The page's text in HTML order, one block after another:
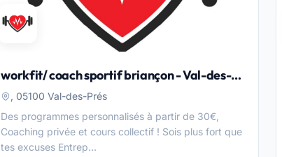
workfit/ coach sportif briançon - Val-des-
Prés, 05100 Val-des-Prés
Des programmes personnalisés à partir de 30€,
Coaching privée et cours collectif ! Sois plus fort que
tes excuses Entrep...